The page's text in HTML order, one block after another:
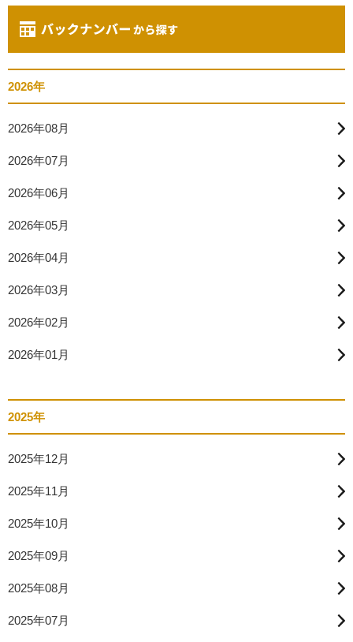
2026年
2026年08月
2026年07月
2026年06月
2026年05月
2026年04月
2026年03月
2026年02月
2026年01月
2025年
2025年12月
2025年11月
2025年10月
2025年09月
2025年08月
2025年07月